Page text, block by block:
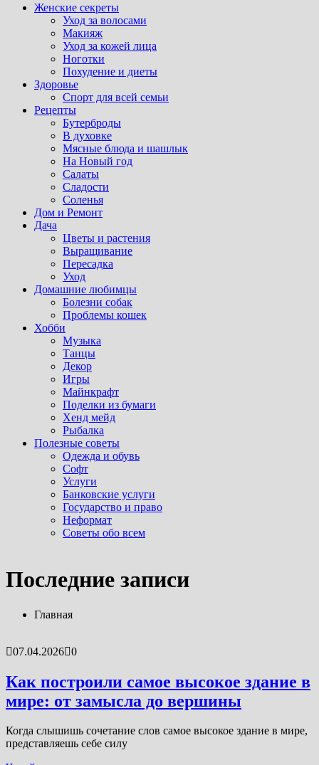
Женские секреты
Уход за волосами
Макияж
Уход за кожей лица
Ноготки
Похудение и диеты
Здоровье
Спорт для всей семьи
Рецепты
Бутерброды
В духовке
Мясные блюда и шашлык
На Новый год
Салаты
Сладости
Соленья
Дом и Ремонт
Дача
Цветы и растения
Выращивание
Пересадка
Уход
Домашние любимцы
Болезни собак
Проблемы кошек
Хобби
Музыка
Танцы
Декор
Игры
Майнкрафт
Поделки из бумаги
Хенд мейд
Рыбалка
Полезные советы
Одежда и обувь
Софт
Услуги
Банковские услуги
Государство и право
Неформат
Советы обо всем
Как построили самое высокое здание в мире: о...
07.04.2026
07.04.2026
07.04.2026
Американские астронавты облетели вокруг Лу...
Погружение в воду: простой путь к тому, чтоб�...
04.08.2025
Последние записи
Главная
07.04.2026 0
Как построили самое высокое здание в
мире: от замысла до вершины
Когда слышишь сочетание слов самое высокое здание в мире,
представляешь себе силу